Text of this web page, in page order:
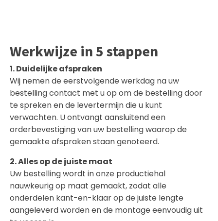
Werkwijze in 5 stappen
1. Duidelijke afspraken
Wij nemen de eerstvolgende werkdag na uw
bestelling contact met u op om de bestelling door
te spreken en de levertermijn die u kunt
verwachten. U ontvangt aansluitend een
orderbevestiging van uw bestelling waarop de
gemaakte afspraken staan genoteerd.
2. Alles op de juiste maat
Uw bestelling wordt in onze productiehal
nauwkeurig op maat gemaakt, zodat alle
onderdelen kant-en-klaar op de juiste lengte
aangeleverd worden en de montage eenvoudig uit